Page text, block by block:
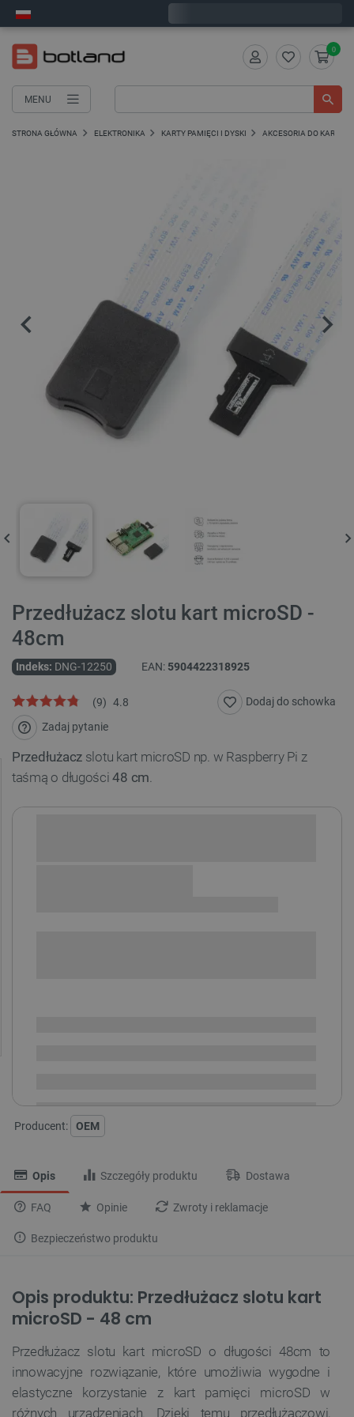
MENU
0
STRONA GŁÓWNA ELEKTRONIKA KARTY PAMIĘCI I DYSKI AKCESORIA DO KART
Przedłużacz slotu kart microSD -
48cm
Indeks: DNG-12250 EAN: 5904422318925
4.8
(9)
Zadaj pytanie
Dodaj do schowka
Przedłużacz slotu kart microSD np. w Raspberry Pi z
taśmą o długości48 cm.
Producent: OEM
Opis Szczegóły produktu Dostawa
FAQ Opinie Zwroty i reklamacje
Bezpieczeństwo produktu
Opis produktu: Przedłużacz slotu kart
microSD - 48 cm
Przedłużacz slotu kart microSD o długości 48cm to
innowacyjne rozwiązanie, które umożliwia wygodne i
elastyczne korzystanie z kart pamięci microSD w
różnych urządzeniach. Dzięki temu przedłużaczowi,